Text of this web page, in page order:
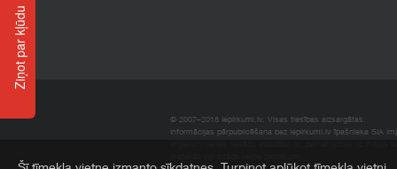
© 2007–2018 Iepirkumi.lv. Visas tiesības aizsargātas.
Informācijas pārpublicēšana bez iepirkumi.lv īpašnieka SIA
Ziņot par kļūdu